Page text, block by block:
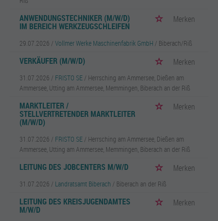
ANWENDUNGSTECHNIKER (M/W/D)
IM BEREICH WERKZEUGSCHLEIFEN
Merken
29.07.2026 / Vollmer Werke Maschinenfabrik GmbH / Biberach/Riß
VERKÄUFER (M/W/D) Merken
31.07.2026 / FRISTO SE / Herrsching am Ammersee, Dießen am
Ammersee, Utting am Ammersee, Memmingen, Biberach an der Riß
MARKTLEITER /
STELLVERTRETENDER MARKTLEITER
(M/W/D)
Merken
31.07.2026 / FRISTO SE / Herrsching am Ammersee, Dießen am
Ammersee, Utting am Ammersee, Memmingen, Biberach an der Riß
LEITUNG DES JOBCENTERS M/W/D Merken
31.07.2026 / Landratsamt Biberach / Biberach an der Riß
LEITUNG DES KREISJUGENDAMTES
M/W/D
Merken